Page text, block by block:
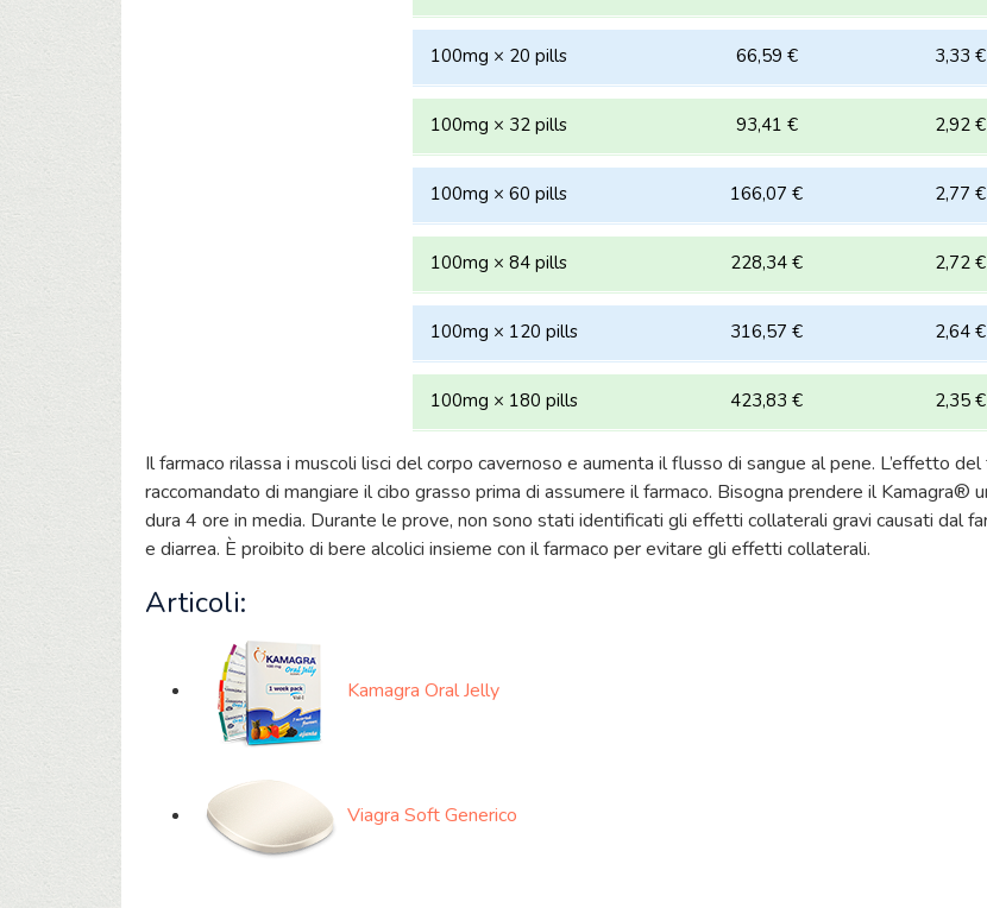
100mg × 20 pills 66,59 € 3,33 €
100mg × 32 pills 93,41 € 2,92 €
100mg × 60 pills 166,07 € 2,77 €
100mg × 84 pills 228,34 € 2,72 €
100mg × 120 pills 316,57 € 2,64 €
100mg × 180 pills 423,83 € 2,35 €
Il farmaco rilassa i muscoli lisci del corpo cavernoso e aumenta il flusso di sangue al pene. L’effetto
raccomandato di mangiare il cibo grasso prima di assumere il farmaco. Bisogna prendere il Kamagra®
dura 4 ore in media. Durante le prove, non sono stati identificati gli effetti collaterali gravi causati dal
e diarrea. È proibito di bere alcolici insieme con il farmaco per evitare gli effetti collaterali.
Articoli:
Kamagra Oral Jelly
Viagra Soft Generico